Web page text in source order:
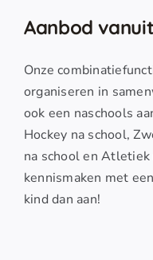
Aanbod
Onze
organiseren in
ook een naschools
Hockey na school,
na school en
kennismaken met
kind dan aan!